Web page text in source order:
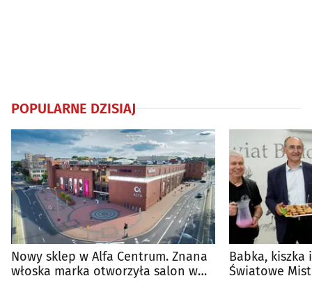
POPULARNE DZISIAJ
Nowy sklep w Alfa Centrum. Znana
włoska marka otworzyła salon w
Babka, kiszka
Światowe